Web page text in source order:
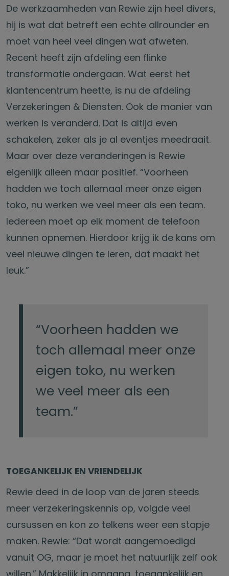
De werkzaamheden van Rewie zijn heel divers,
hij is wat dat betreft een echte allrounder en
moet van heel veel dingen wat afweten.
Recent heeft zijn afdeling een flinke
transformatie ondergaan. Wat eerst het
klantencentrum heette, is nu de afdeling
Verzekeringen & Diensten. Ook de manier van
werken is veranderd. Dat is altijd even
schakelen, zeker als je al eventjes meedraait.
Maar over deze veranderingen is Rewie
eigenlijk alleen maar positief. “Voorheen
hadden we toch allemaal meer onze eigen
toko, nu werken we veel meer als een team.
Iedereen moet op elk moment de telefoon
kunnen opnemen. Hierdoor krijg ik de kans om
veel nieuwe dingen te leren, dat maakt het
leuk.”
“Voorheen hadden we
toch allemaal meer onze
eigen toko, nu werken
we veel meer als een
team.”
TOEGANKELIJK EN VRIENDELIJK
Rewie deed in de loop van de jaren steeds
meer verzekeringskennis op, volgde veel
cursussen en kon zo telkens weer een stapje
maken. Rewie: “Dat wordt aangemoedigd
vanuit OG, maar je moet het natuurlijk zelf ook